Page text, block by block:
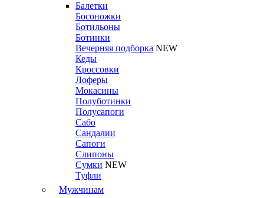
Балетки
Босоножки
Ботильоны
Ботинки
Вечерняя подборка NEW
Кеды
Кроссовки
Лоферы
Мокасины
Полуботинки
Полусапоги
Сабо
Сандалии
Сапоги
Слипоны
Сумки NEW
Туфли
Мужчинам